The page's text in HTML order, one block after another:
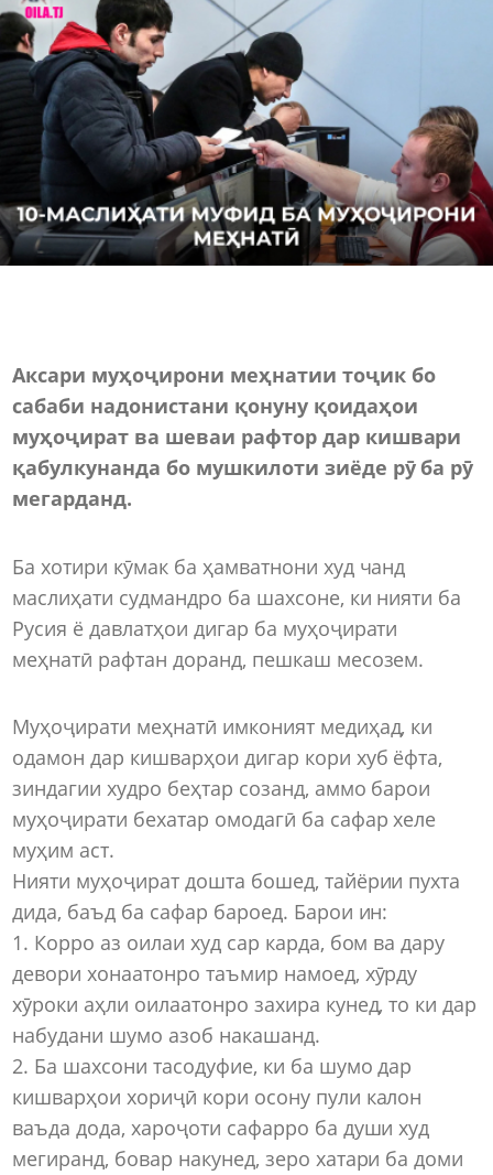
Аксари муҳоҷирони меҳнатии тоҷик бо
сабаби надонистани қонуну қоидаҳои
муҳоҷират ва шеваи рафтор дар кишвари
қабулкунанда бо мушкилоти зиёде рӯ ба рӯ
мегарданд.
Ба хотири кӯмак ба ҳамватнони худ чанд
маслиҳати судмандро ба шахсоне, ки нияти ба
Русия ё давлатҳои дигар ба муҳоҷирати
меҳнатӣ рафтан доранд, пешкаш месозем.
Муҳоҷирати меҳнатӣ имконият медиҳад, ки
одамон дар кишварҳои дигар кори хуб ёфта,
зиндагии худро беҳтар созанд, аммо барои
муҳоҷирати бехатар омодагӣ ба сафар хеле
муҳим аст.
Нияти муҳоҷират дошта бошед, тайёрии пухта
дида, баъд ба сафар бароед. Барои ин:
1. Корро аз оилаи худ сар карда, бом ва дару
девори хонаатонро таъмир намоед, хӯрду
хӯроки аҳли оилаатонро захира кунед, то ки дар
набудани шумо азоб накашанд.
2. Ба шахсони тасодуфие, ки ба шумо дар
кишварҳои хориҷӣ кори осону пули калон
ваъда дода, хароҷоти сафарро ба души худ
мегиранд, бовар накунед, зеро хатари ба доми